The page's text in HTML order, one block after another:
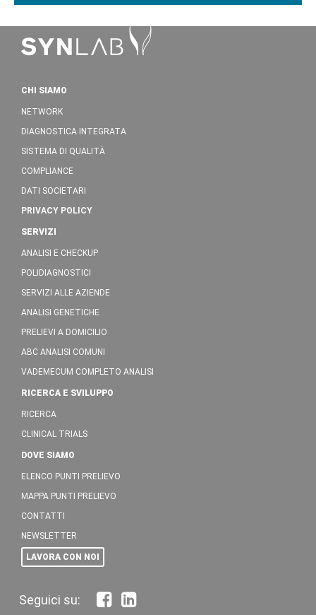
CHI SIAMO
NETWORK
DIAGNOSTICA INTEGRATA
SISTEMA DI QUALITÀ
COMPLIANCE
DATI SOCIETARI
PRIVACY POLICY
SERVIZI
ANALISI E CHECKUP
POLIDIAGNOSTICI
SERVIZI ALLE AZIENDE
ANALISI GENETICHE
PRELIEVI A DOMICILIO
ABC ANALISI COMUNI
VADEMECUM COMPLETO ANALISI
RICERCA E SVILUPPO
RICERCA
CLINICAL TRIALS
DOVE SIAMO
ELENCO PUNTI PRELIEVO
MAPPA PUNTI PRELIEVO
CONTATTI
NEWSLETTER
LAVORA CON NOI